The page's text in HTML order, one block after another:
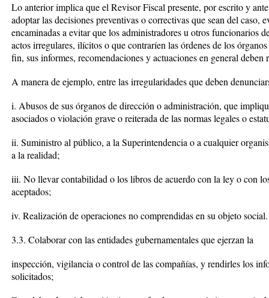
Lo anterior implica que el Revisor Fiscal presente, por escrito y
adoptar las decisiones preventivas o correctivas que sean del caso,
encaminadas a evitar que los administradores u otros funcionarios
actos irregulares, ilícitos o que contraríen las órdenes de los
fin, sus informes, recomendaciones y actuaciones en general
A manera de ejemplo, entre las irregularidades que deben
i. Abusos de sus órganos de dirección o administración, que
asociados o violación grave o reiterada de las normas legales o
ii. Suministro al público, a la Superintendencia o a cualquier
a la realidad;
iii. No llevar contabilidad o los libros de acuerdo con la ley o con
aceptados;
iv. Realización de operaciones no comprendidas en su objeto social.
3.3. Colaborar con las entidades gubernamentales que ejerzan la
inspección, vigilancia o control de las compañías, y rendirles los
solicitados;